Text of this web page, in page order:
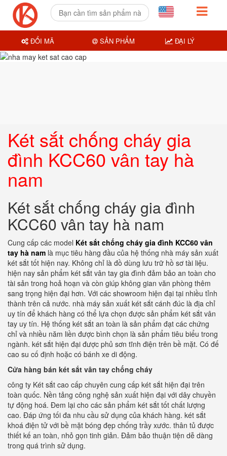
Két sắt chống cháy gia
đình KCC60 vân tay hà
nam
Két sắt chống cháy gia đình
KCC60 vân tay hà nam
Cung cấp các model Két sắt chống cháy gia đình KCC60 vân
tay hà nam là mục tiêu hàng đầu của hệ thống nhà máy sản xuất
két sắt tốt hiện nay. Không chỉ là đồ dùng lưu trữ hồ sơ tài liệu.
hiện nay sản phẩm két sắt vân tay gia đình đảm bảo an toàn cho
tài sản trong hoả hoạn và còn giúp không gian văn phòng thêm
sang trọng hiện đại hơn. Với các showroom hiện đại tại nhiều tỉnh
thành trên cả nước. nhà máy sản xuất két sắt cánh đúc là địa chỉ
uy tín để khách hàng có thể lựa chọn được sản phẩm két sắt vân
tay uy tín. Hệ thống két sắt an toàn là sản phẩm đạt các chứng
chỉ và nhiều năm liền được bình chọn là sản phẩm tiêu biểu trong
ngành. két sắt hiện đại được phủ sơn tĩnh điện trên bề mặt. Có đế
cao su cố định hoặc có bánh xe di động.
Cửa hàng bán két sắt vân tay chống cháy
công ty Két sắt cao cấp chuyên cung cấp két sắt hiện đại trên
toàn quốc. Nền tảng công nghệ sản xuất hiện đại với dây chuyền
tự động hoá. Đem lại cho các sản phẩm két sắt tốt chất lượng
cao. Đáp ứng tối đa nhu cầu sử dụng của khách hàng. két sắt
khoá điện tử với bề mặt bóng đẹp chống trầy xước. thân tủ được
thiết kế an toàn, nhỏ gọn tinh giản. Đảm bảo thuận tiện dễ dàng
trong quá trình sử dụng.
ĐỔI MÃ SẢN PHẨM ĐẠI LÝ